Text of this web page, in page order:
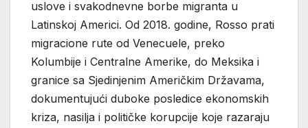
uslove i svakodnevne borbe migranta u
Latinskoj Americi. Od 2018. godine, Rosso prati
migracione rute od Venecuele, preko
Kolumbije i Centralne Amerike, do Meksika i
granice sa Sjedinjenim Američkim Državama,
dokumentujući duboke posledice ekonomskih
kriza, nasilja i političke korupcije koje razaraju